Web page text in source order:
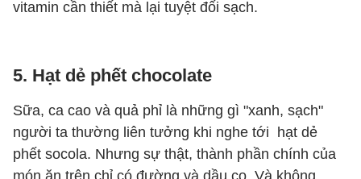
vitamin cần thiết mà lại tuyệt đối sạch.
5. Hạt dẻ phết chocolate
Sữa, ca cao và quả phỉ là những gì "xanh, sạch"
người ta thường liên tưởng khi nghe tới hạt dẻ
phết socola. Nhưng sự thật, thành phần chính của
món ăn trên chỉ có đường và dầu cọ. Và không